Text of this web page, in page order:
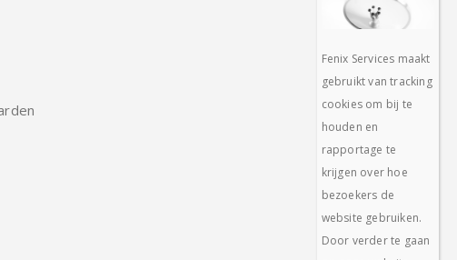
Fenix Services maakt
gebruikt van tracking
cookies om bij te
houden en
rapportage te
krijgen over hoe
bezoekers de
website gebruiken.
Door verder te gaan